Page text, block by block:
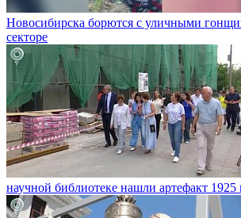
Новосибирска борются с уличными
секторе
научной библиотеке нашли артефакт 1925